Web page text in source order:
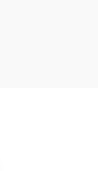
elle nous
en